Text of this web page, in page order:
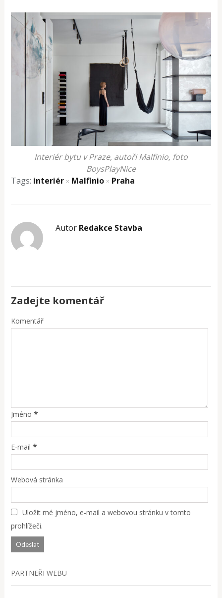
Interiér bytu v Praze, autoři Malfinio, foto
BoysPlayNice
Tags: interiér × Malfinio × Praha
Autor Redakce Stavba
Zadejte komentář
Komentář
Jméno *
E-mail *
Webová stránka
Uložit mé jméno, e-mail a webovou stránku v tomto
prohlížeči.
PARTNEŘI WEBU